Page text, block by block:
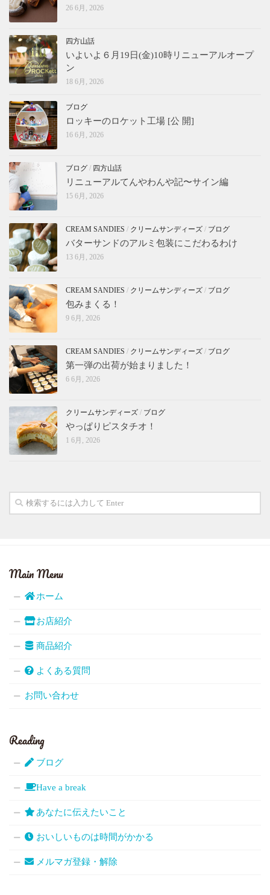
26 6月, 2026
四方山話
いよいよ６月19日(金)10時リニューアルオープ
ン
18 6月, 2026
ブログ
ロッキーのロケット工場 [公 開]
16 6月, 2026
ブログ / 四方山話
リニューアルてんやわんや記〜サイン編
15 6月, 2026
CREAM SANDIES / クリームサンディーズ / ブログ
バターサンドのアルミ包装にこだわるわけ
13 6月, 2026
CREAM SANDIES / クリームサンディーズ / ブログ
包みまくる！
9 6月, 2026
CREAM SANDIES / クリームサンディーズ / ブログ
第一弾の出荷が始まりました！
6 6月, 2026
クリームサンディーズ / ブログ
やっぱりピスタチオ！
1 6月, 2026
Main Menu
ホーム
お店紹介
商品紹介
よくある質問
お問い合わせ
Reading
ブログ
Have a break
あなたに伝えたいこと
おいしいものは時間がかかる
メルマガ登録・解除